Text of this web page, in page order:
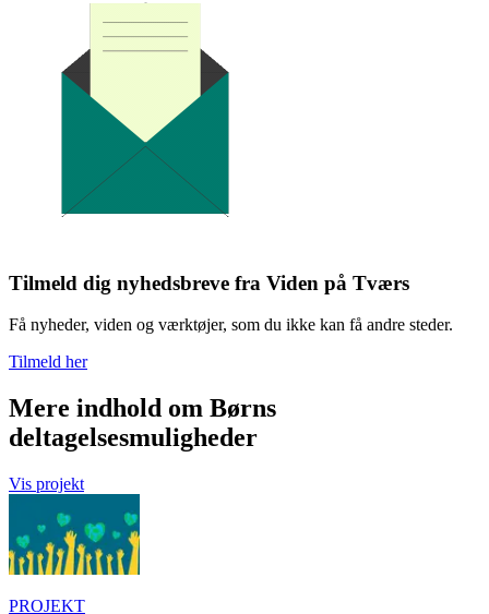
Tilmeld dig nyhedsbreve fra Viden på Tværs
Få nyheder, viden og værktøjer, som du ikke kan få andre steder.
Tilmeld her
Mere indhold om Børns
deltagelsesmuligheder
Vis projekt
PROJEKT